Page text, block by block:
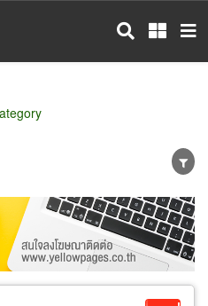
Manufacturer
Dealer
Business